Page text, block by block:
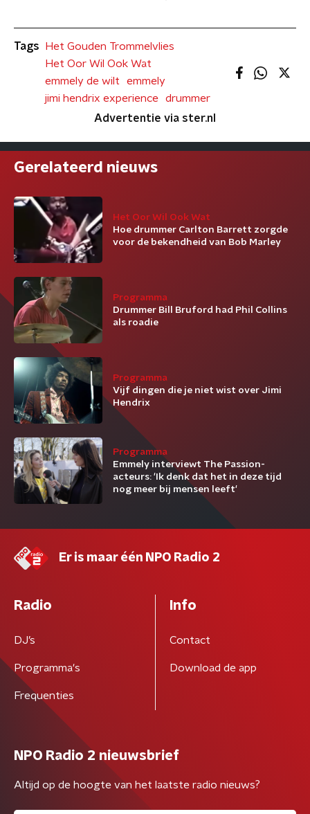
Tags
Het Gouden Trommelvlies
Het Oor Wil Ook Wat
emmely de wilt
emmely
jimi hendrix experience
drummer
Advertentie via ster.nl
Gerelateerd nieuws
Het Oor Wil Ook Wat
Hoe drummer Carlton Barrett zorgde
voor de bekendheid van Bob Marley
Programma
Drummer Bill Bruford had Phil Collins
als roadie
Programma
Vijf dingen die je niet wist over Jimi
Hendrix
Programma
Emmely interviewt The Passion-
acteurs: 'Ik denk dat het in deze tijd
nog meer bij mensen leeft'
Er is maar één NPO Radio 2
Radio
DJ’s
Programma's
Frequenties
Info
Contact
Download de app
NPO Radio 2 nieuwsbrief
Altijd op de hoogte van het laatste radio nieuws?